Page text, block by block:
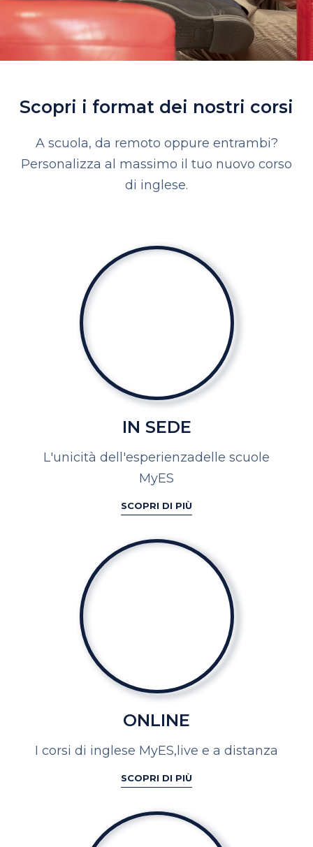
Scopri i format dei nostri corsi
A scuola, da remoto oppure entrambi?
Personalizza al massimo il tuo nuovo corso
di inglese.
IN SEDE
L'unicità dell'esperienzadelle scuole
MyES
SCOPRI DI PIÙ
ONLINE
I corsi di inglese MyES,live e a distanza
SCOPRI DI PIÙ